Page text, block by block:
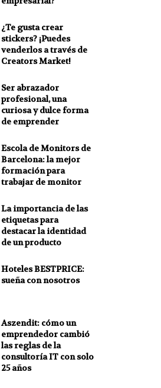
¿Te gusta crear
stickers? ¡Puedes
venderlos a través de
Creators Market!
Ser abrazador
profesional, una
curiosa y dulce forma
de emprender
Escola de Monitors de
Barcelona: la mejor
formación para
trabajar de monitor
La importancia de las
etiquetas para
destacar la identidad
de un producto
Hoteles BESTPRICE:
sueña con nosotros
Aszendit: cómo un
emprendedor cambió
las reglas de la
consultoría IT con solo
25 años